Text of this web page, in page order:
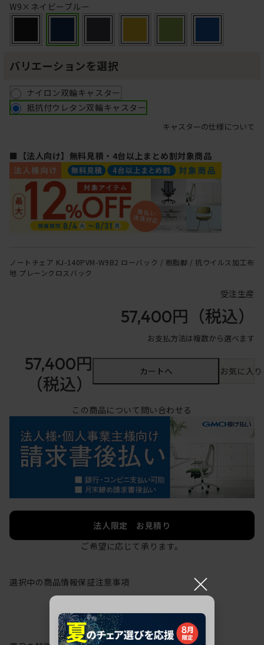
W9×ネイビーブルー
バリエーションを選択
ナイロン双輪キャスター
抵抗付ウレタン双輪キャスター
キャスターの仕様について
■【法人向け】無料見積・4台以上まとめ割対象商品
ノートチェア KJ-140PVM-W9B2 ローバック / 樹脂脚 / 抗ウイルス加工布
地 プレーンクロスバック
受注生産
57,400円 （税込）
お支払方法は複数から選べます
57,400円
（税込）
カートへ お気に入
この商品について問い合わせる
法人限定 お見積り
ご希望に応じて承ります。
選択中の商品情報保証注意事項 ×